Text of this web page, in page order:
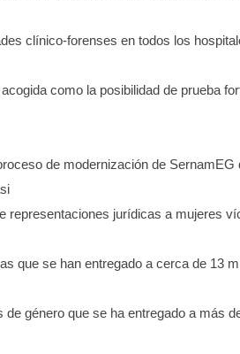
clínico-forenses en todos los
como la posibilidad de prueba
de modernización de SernamEG
representaciones jurídicas a mujeres
que se han entregado a cerca de 13
de género que se ha entregado a más